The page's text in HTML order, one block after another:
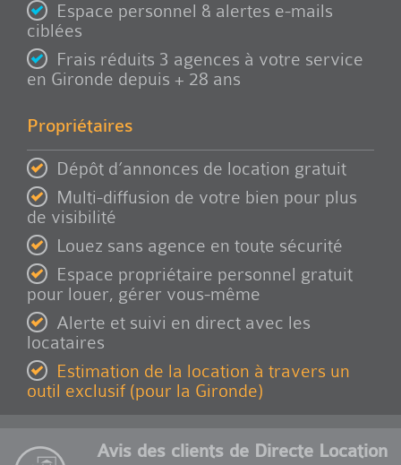
Espace personnel & alertes e-mails
ciblées
Frais réduits 3 agences à votre service
en Gironde depuis + 28 ans
Propriétaires
Dépôt d’annonces de location gratuit
Multi-diffusion de votre bien pour plus
de visibilité
Louez sans agence en toute sécurité
Espace propriétaire personnel gratuit
pour louer, gérer vous-même
Alerte et suivi en direct avec les
locataires
Estimation de la location à travers un
outil exclusif (pour la Gironde)
Avis des clients de Directe Location